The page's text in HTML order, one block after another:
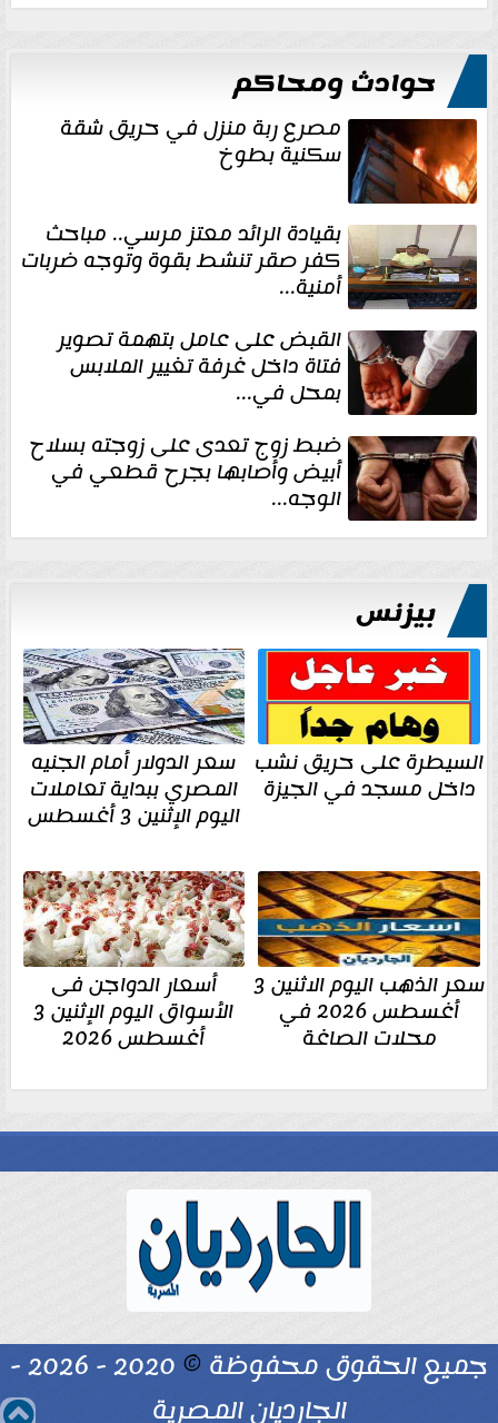
حوادث ومحاكم
مصرع ربة منزل في حريق شقة
سكنية بطوخ
بقيادة الرائد معتز مرسي.. مباحث
كفر صقر تنشط بقوة وتوجه ضربات
أمنية...
القبض على عامل بتهمة تصوير
فتاة داخل غرفة تغيير الملابس
بمحل في...
ضبط زوج تعدى على زوجته بسلاح
أبيض وأصابها بجرح قطعي في
الوجه...
بيزنس
السيطرة على حريق نشب
داخل مسجد في الجيزة
سعر الدولار أمام الجنيه
المصري ببداية تعاملات
اليوم الإثنين 3 أغسطس
سعر الذهب اليوم الاثنين 3
أغسطس 2026 في
محلات الصاغة
أسعار الدواجن فى
الأسواق اليوم الإثنين 3
أغسطس 2026
جميع الحقوق محفوظة ©
2020 - 2026 -
الجارديان المصرية